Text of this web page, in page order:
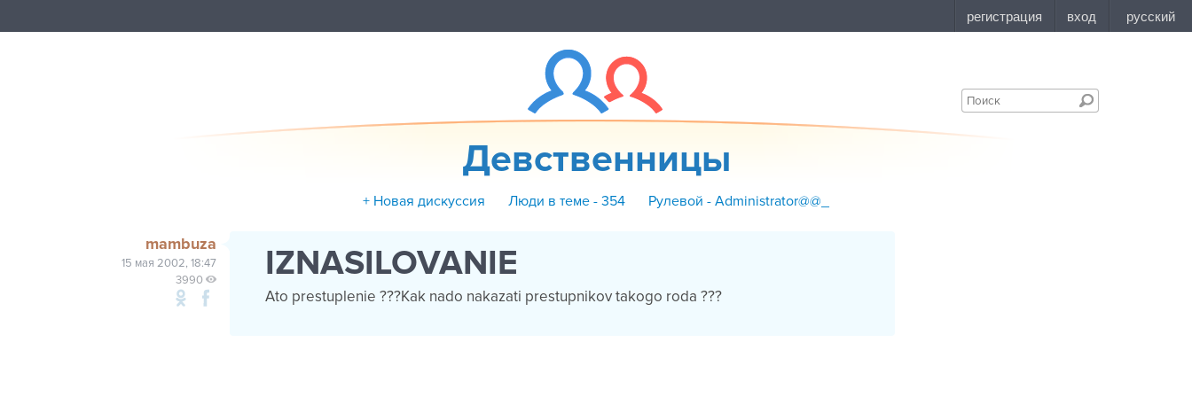
Девственницы
+ Новая дискуссия Люди в теме - 354 Рулевой - Administrator@@_
mambuza
15 мая 2002, 18:47
3990
IZNASILOVANIE
Ato prestuplenie ???Kak nado nakazati prestupnikov takogo roda ???